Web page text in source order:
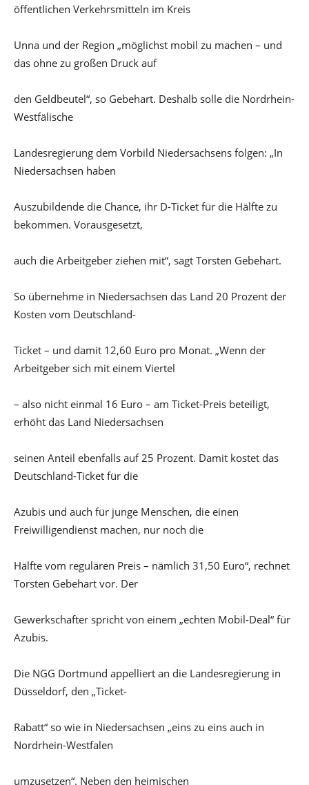
öffentlichen Verkehrsmitteln im Kreis
Unna und der Region „möglichst mobil zu machen – und
das ohne zu großen Druck auf
den Geldbeutel“, so Gebehart. Deshalb solle die Nordrhein-
Westfälische
Landesregierung dem Vorbild Niedersachsens folgen: „In
Niedersachsen haben
Auszubildende die Chance, ihr D-Ticket für die Hälfte zu
bekommen. Vorausgesetzt,
auch die Arbeitgeber ziehen mit“, sagt Torsten Gebehart.
So übernehme in Niedersachsen das Land 20 Prozent der
Kosten vom Deutschland-
Ticket – und damit 12,60 Euro pro Monat. „Wenn der
Arbeitgeber sich mit einem Viertel
– also nicht einmal 16 Euro – am Ticket-Preis beteiligt,
erhöht das Land Niedersachsen
seinen Anteil ebenfalls auf 25 Prozent. Damit kostet das
Deutschland-Ticket für die
Azubis und auch für junge Menschen, die einen
Freiwilligendienst machen, nur noch die
Hälfte vom regulären Preis – nämlich 31,50 Euro“, rechnet
Torsten Gebehart vor. Der
Gewerkschafter spricht von einem „echten Mobil-Deal“ für
Azubis.
Die NGG Dortmund appelliert an die Landesregierung in
Düsseldorf, den „Ticket-
Rabatt“ so wie in Niedersachsen „eins zu eins auch in
Nordrhein-Westfalen
umzusetzen“. Neben den heimischen